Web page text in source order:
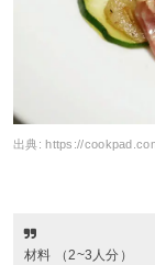
出典:https://
材料 （2~3人分）